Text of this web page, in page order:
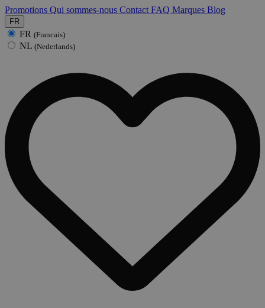
Promotions Qui sommes-nous Contact FAQ Marques Blog
FR
FR (Francais)
NL (Nederlands)